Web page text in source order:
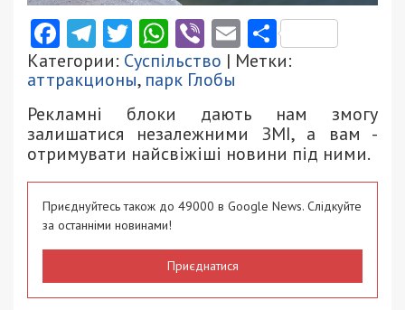
Facebook
Telegram
Twitter
WhatsApp
ViberEmail
Категории: Суспільство | Метки:
аттракционы, парк Глобы
Рекламні блоки дають нам змогу
залишатися незалежними ЗМІ, а вам -
отримувати найсвіжіші новини під ними.
Приєднуйтесь також до 49000 в Google News. Слідкуйте
за останніми новинами!
Приєднатися